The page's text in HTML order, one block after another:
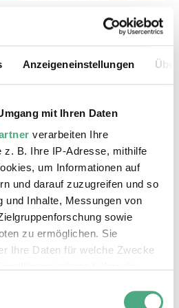
Anzeigeneinstellungen
mit Ihren Daten
verarbeiten Ihre
z. B. Ihre IP-Adresse, mithilfe
um Informationen auf
und darauf zuzugreifen und so
und Inhalte, Messungen von
sowie
zu ermöglichen. Sie
Ihre Daten für welche Zwecke
widerrufen
der Völklinger Hütte mit
Völklinger Hütte | Karl
©
Hütte